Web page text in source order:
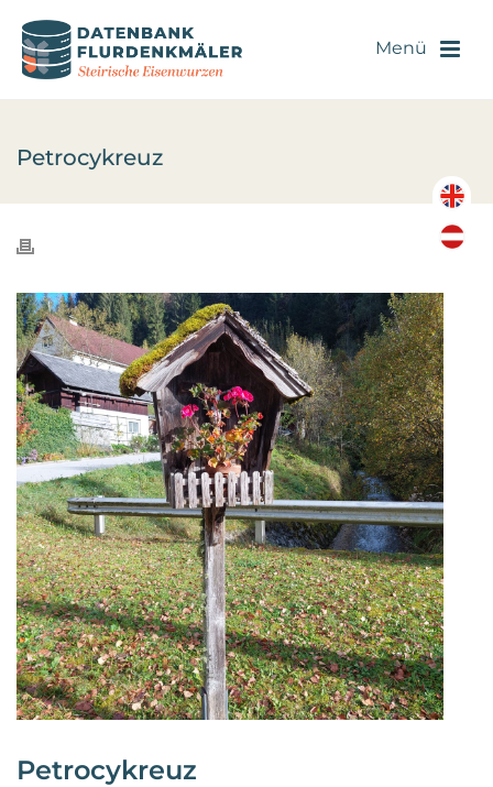
Petrocykreuz
Petrocykreuz